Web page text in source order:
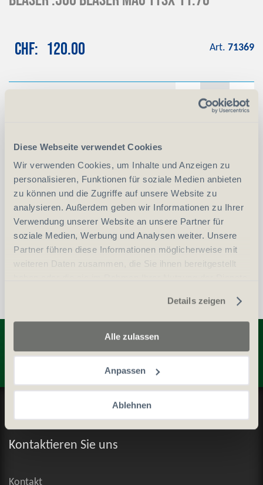
Diese Webseite verwendet Cookies
Wir verwenden Cookies, um Inhalte und Anzeigen zu
personalisieren, Funktionen für soziale Medien anbieten
zu können und die Zugriffe auf unsere Website zu
analysieren. Außerdem geben wir Informationen zu Ihrer
Verwendung unserer Website an unsere Partner für
soziale Medien, Werbung und Analysen weiter. Unsere
Partner führen diese Informationen möglicherweise mit
weiteren Daten zusammen, die Sie ihnen bereitgestellt
Details zeigen
Alle zulassen
Anpassen
Ablehnen
CHF 120.00 Art. 71369
Erwerbsvoraussetzung:
Auszug aus dem Zentralstrafregister (ZSA)
Personalien (ID/Pass)
Entdecken Sie weitere Produkte
Datenschutz und Cookie-Richtlinien
Allgemeine Geschäftsbedingungen
Kontaktieren Sie uns
Kontakt